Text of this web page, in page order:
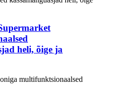
heli, õige ja